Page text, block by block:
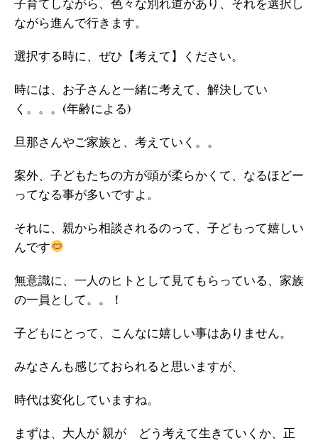
子育てしながら、色々な別れ道があり、それを選択し
ながら進んで行きます。
選択する時に、ぜひ【考えて】ください。
時には、お子さんと一緒に考えて、解決してい
く。。。(年齢による)
旦那さんやご家族と、考えていく。。
案外、子どもたちの方が頭が柔らかくて、なるほどー
ってなる事が多いですよ。
それに、親から相談されるのって、子どもって嬉しい
んです
無意識に、一人のヒトとして見てもらっている、家族
の一員として。。！
子どもにとって、こんなに嬉しい事はありません。
みなさんも感じておられると思いますが、
時代は変化していますね。
まずは、大人が 親が どう考えて生きていくか、正